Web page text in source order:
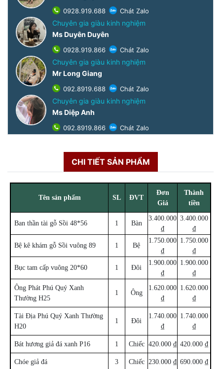
0928.919.688 Chát Zalo
Chuyên gia giàu kinh nghiệm
Ms Duyên Duyên
0928.919.866 Chát Zalo
Chuyên gia giàu kinh nghiệm
Mr Long Giang
092.8919.688 Chát Zalo
Chuyên gia giàu kinh nghiệm
Ms Diệp Anh
092.8919.866 Chát Zalo
CHI TIẾT SẢN PHẨM
Tên sản phẩm SL ĐVT
Đơn
Giá
Thành
tiền
Ban thần tài gỗ Sồi 48*56 1 Bàn
3.400.000
₫
3.400.000
₫
Bệ kê khám gỗ Sồi vuông 89 1 Bệ
1.750.000
₫
1.750.000
₫
Bục tam cấp vuông 20*60 1 Đôi
1.900.000
₫
1.900.000
₫
Ông Phát Phú Quý Xanh
Thường H25
1 Ông
1.620.000
₫
1.620.000
₫
Tài Địa Phú Quý Xanh Thường
H20
1 Đôi
1.740.000
₫
1.740.000
₫
Bát hương giả đá xanh P16 1 Chiếc 420.000 ₫ 420.000 ₫
Chóe giả đá 3 Chiếc 230.000 ₫ 690.000 ₫